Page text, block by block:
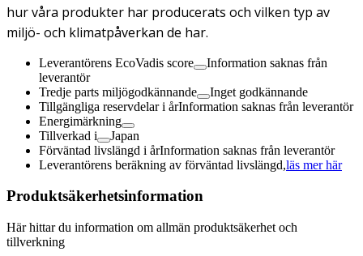
hur våra produkter har producerats och vilken typ av
miljö- och klimatpåverkan de har.
Leverantörens EcoVadis score
Information saknas från
leverantör
Tredje parts miljögodkännande
Inget godkännande
Tillgängliga reservdelar i årInformation saknas från leverantör
Energimärkning
Tillverkad i
Japan
Förväntad livslängd i årInformation saknas från leverantör
Leverantörens beräkning av förväntad livslängd,läs mer här
Produktsäkerhetsinformation
Här hittar du information om allmän produktsäkerhet och
tillverkning